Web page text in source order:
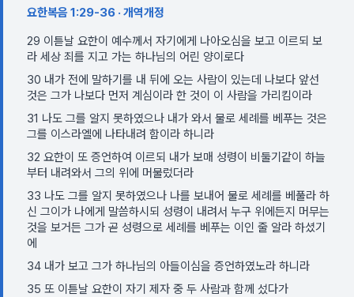
요한복음 1:29-36 · 개역개정
29 이튿날 요한이 예수께서 자기에게 나아오심을 보고 이르되 보
라 세상 죄를 지고 가는 하나님의 어린 양이로다
30 내가 전에 말하기를 내 뒤에 오는 사람이 있는데 나보다 앞선
것은 그가 나보다 먼저 계심이라 한 것이 이 사람을 가리킴이라
31 나도 그를 알지 못하였으나 내가 와서 물로 세례를 베푸는 것은
그를 이스라엘에 나타내려 함이라 하니라
32 요한이 또 증언하여 이르되 내가 보매 성령이 비둘기같이 하늘
부터 내려와서 그의 위에 머물렀더라
33 나도 그를 알지 못하였으나 나를 보내어 물로 세례를 베풀라 하
신 그이가 나에게 말씀하시되 성령이 내려서 누구 위에든지 머무는
것을 보거든 그가 곧 성령으로 세례를 베푸는 이인 줄 알라 하셨기
에
34 내가 보고 그가 하나님의 아들이심을 증언하였노라 하니라
35 또 이튿날 요한이 자기 제자 중 두 사람과 함께 섰다가